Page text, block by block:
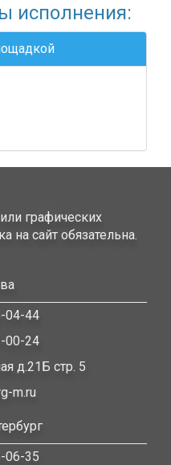
исполнения:
графических
на сайт обязательна.
04-44
00-24
д.21Б стр. 5
m.ru
06-35